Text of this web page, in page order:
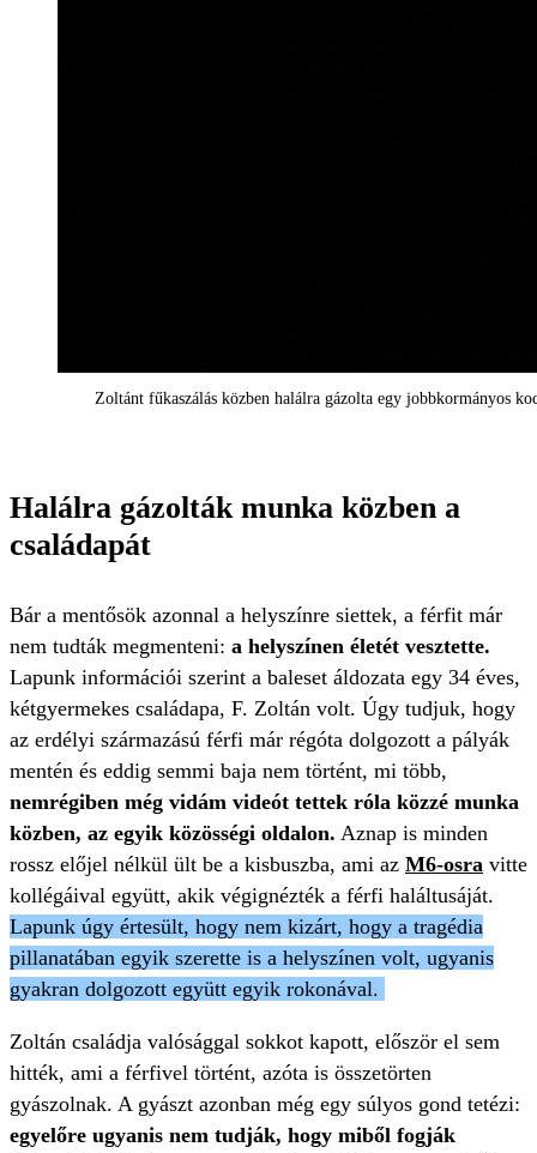
Zoltánt fűkaszálás közben halálra gázolta egy jobbkormányos
Halálra gázolták munka közben a
családapát
Bár a mentősök azonnal a helyszínre siettek, a férfit már
nem tudták megmenteni: a helyszínen életét vesztette.
Lapunk információi szerint a baleset áldozata egy 34 éves,
kétgyermekes családapa, F. Zoltán volt. Úgy tudjuk, hogy
az erdélyi származású férfi már régóta dolgozott a pályák
mentén és eddig semmi baja nem történt, mi több,
nemrégiben még vidám videót tettek róla közzé munka
közben, az egyik közösségi oldalon. Aznap is minden
rossz előjel nélkül ült be a kisbuszba, ami az M6-osra vitte
kollégáival együtt, akik végignézték a férfi haláltusáját.
Lapunk úgy értesült, hogy nem kizárt, hogy a tragédia
pillanatában egyik szerette is a helyszínen volt, ugyanis
gyakran dolgozott együtt egyik rokonával.
Zoltán családja valósággal sokkot kapott, először el sem
hitték, ami a férfivel történt, azóta is összetörten
gyászolnak. A gyászt azonban még egy súlyos gond tetézi:
egyelőre ugyanis nem tudják, hogy miből fogják